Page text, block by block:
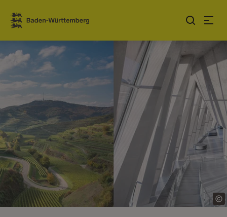
Sauter au contenu
Link zur Startseite